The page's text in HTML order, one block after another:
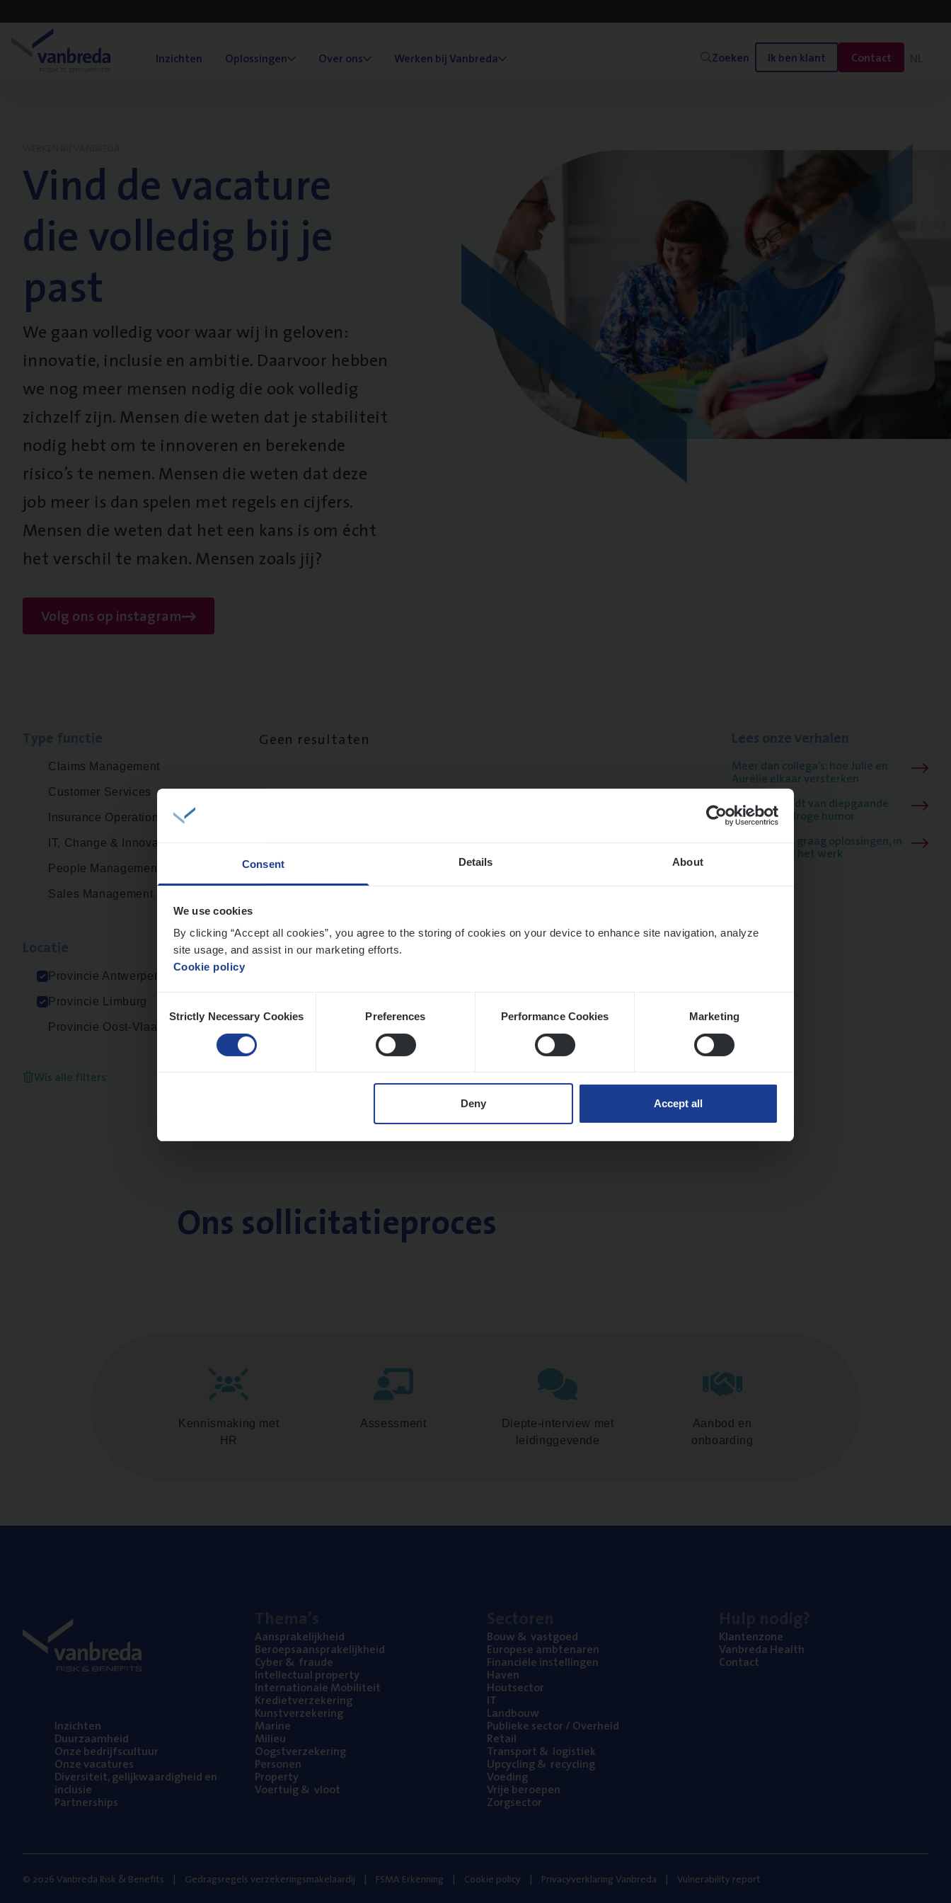
Consent Details About
We use cookies
By clicking “Accept all cookies”, you agree to the storing of cookies on your device to enhance site navigation, analyze
site usage, and assist in our marketing efforts.
Cookie policy
Selection
Strictly Necessary Cookies Preferences Performance Cookies Marketing
Deny Accept all
Inzichten Oplossingen Over ons Werken bij Vanbreda Zoeken Ik ben klant Contact NL
Vind de vacature
die volledig bij je
past
We gaan volledig voor waar wij in geloven:
innovatie, inclusie en ambitie. Daarvoor hebben
we nog meer mensen nodig die ook volledig
zichzelf zijn. Mensen die weten dat je stabiliteit
nodig hebt om te innoveren en berekende
risico’s te nemen. Mensen die weten dat deze
job meer is dan spelen met regels en cijfers.
Mensen die weten dat het een kans is om écht
het verschil te maken. Mensen zoals jij?
Volg ons op instagram
Claims Management
Customer Services
Insurance Operations
IT, Change & Innovation
People Management
Sales Management
Provincie Antwerpen
Provincie Limburg
Provincie Oost-Vlaanderen
Wis alle filters
Geen resultaten
Meer dan collega’s: hoe Julie en
Aurélie elkaar versterken
Mathias houdt van diepgaande
dossiers én droge humor
Thalia zoekt graag oplossingen, in
games én op het werk
Ons sollicitatieproces
Kennismaking met
HR
Assessment
Diepte-interview met
leidinggevende
Aanbod en
onboarding
Inzich­ten
Duur­zaam­heid
Onze bedrijfs­cul­tuur
Onze vaca­tu­res
Diver­si­teit, gelijk­waar­dig­heid en
inclusie
Part­ner­ships
Aan­spra­ke­lijk­heid
Beroeps­aan­spra­ke­lijk­heid
Cyber& fraude
Intel­lec­tu­al property
Inter­na­ti­o­na­le Mobiliteit
Kre­diet­ver­ze­ke­ring
Kunst­ver­ze­ke­ring
Mari­ne
Mili­eu
Oogst­ver­ze­ke­ring
Per­so­nen
Pro­per­ty
Voer­tuig& vloot
Bouw& vastgoed
Euro­pe­se ambtenaren
Finan­ci­ë­le instellingen
Haven
Hout­sec­tor
IT
Land­bouw
Publie­ke sec­tor / Overheid
Retail
Trans­port& logistiek
Upcy­cling& recycling
Voe­ding
Vrije beroe­pen
Zorg­sec­tor
Klan­ten­zo­ne
Van­b­re­da Health
Con­tact
© 2026 Vanbreda Risk & Benefits Gedragsregels verzekeringsmakelaardij FSMA Erkenning Cookie policy Privacyverklaring Vanbreda Vulnerability report